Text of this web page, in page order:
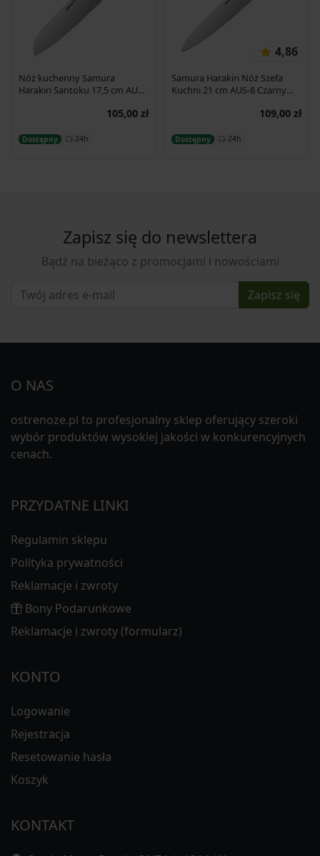
Nóż kuchenny Samura
Harakiri Santoku 17,5 cm AUS-
105,00 zł
Dostępny 24h
Dodaj do koszyka
4,86
Samura Harakiri Nóż Szefa
Kuchni 21 cm AUS-8 Czarny
109,00 zł
Dostępny 24h
Dodaj do koszyka
Zapisz się do newslettera
Bądź na bieżąco z promocjami i nowościami
Zapisz się
O NAS
ostrenoze.pl to profesjonalny sklep oferujący szeroki
wybór produktów wysokiej jakości w konkurencyjnych
cenach.
PRZYDATNE LINKI
Regulamin sklepu
Polityka prywatności
Reklamacje i zwroty
Bony Podarunkowe
Reklamacje i zwroty (formularz)
KONTO
Logowanie
Rejestracja
Resetowanie hasła
Koszyk
KONTAKT